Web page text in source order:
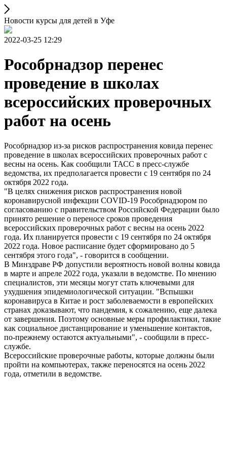
Новости курсы для детей в Уфе
2022-03-25 12:29
Рособрнадзор перенес
проведение в школах
всероссийских проверочных
работ на осень
Рособрнадзор из-за рисков распространения ковида перенес
проведение в школах всероссийских проверочных работ с
весны на осень. Как сообщили ТАСС в пресс-службе
ведомства, их предполагается провести с 19 сентября по 24
октября 2022 года.
"В целях снижения рисков распространения новой
коронавирусной инфекции COVID-19 Рособрнадзором по
согласованию с правительством Российской Федерации было
принято решение о переносе сроков проведения
всероссийских проверочных работ с весны на осень 2022
года. Их планируется провести с 19 сентября по 24 октября
2022 года. Новое расписание будет сформировано до 5
сентября этого года", - говорится в сообщении.
В Минздраве РФ допустили вероятность новой волны ковида
в марте и апреле 2022 года, указали в ведомстве. По мнению
специалистов, эти месяцы могут стать ключевыми для
ухудшения эпидемиологической ситуации. "Вспышки
коронавируса в Китае и рост заболеваемости в европейских
странах доказывают, что пандемия, к сожалению, еще далека
от завершения. Поэтому основные меры профилактики, такие
как социальное дистанцирование и уменьшение контактов,
по-прежнему остаются актуальными", - сообщили в пресс-
службе.
Всероссийские проверочные работы, которые должны были
пройти на компьютерах, также переносятся на осень 2022
года, отметили в ведомстве.